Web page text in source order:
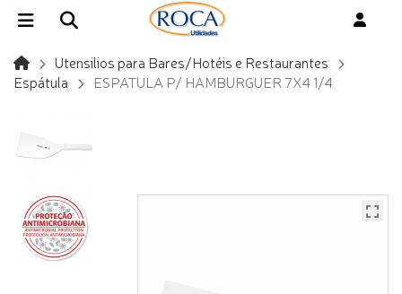
Utensilios para Bares/Hotéis e Restaurantes
Espátula
ESPATULA P/ HAMBURGUER 7X4 1/4